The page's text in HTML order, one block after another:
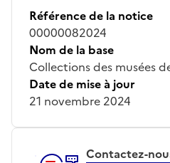
Référence de la notice
00000082024
Nom de la base
Collections des musées
Date de mise à jour
21 novembre 2024
Contactez-